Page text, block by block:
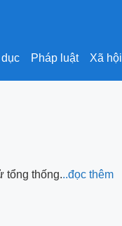
Pháp luật Xã hội
tổng thống...đọc thêm